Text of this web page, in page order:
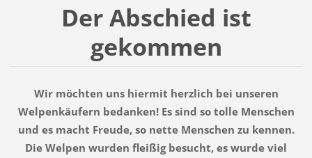
Der Abschied ist
gekommen
Wir möchten uns hiermit herzlich bei unseren
Welpenkäufern bedanken! Es sind so tolle Menschen
und es macht Freude, so nette Menschen zu kennen.
Die Welpen wurden fleißig besucht, es wurde viel